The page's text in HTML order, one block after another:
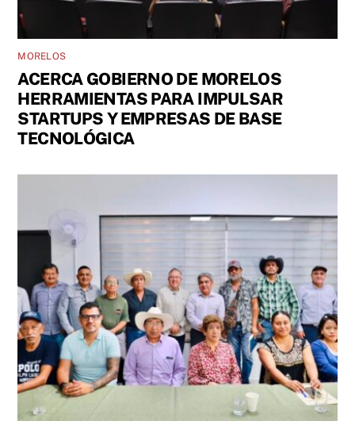
MORELOS
ACERCA GOBIERNO DE MORELOS
HERRAMIENTAS PARA IMPULSAR
STARTUPS Y EMPRESAS DE BASE
TECNOLÓGICA